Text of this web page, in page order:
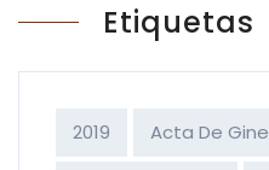
Etiquetas
2019 Acta De